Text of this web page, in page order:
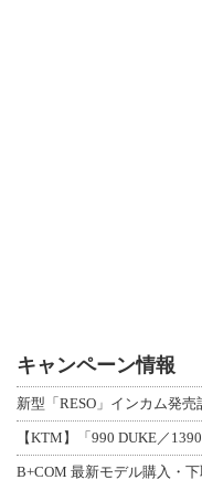
キャンペーン情報
【KTM】「990 DUKE／